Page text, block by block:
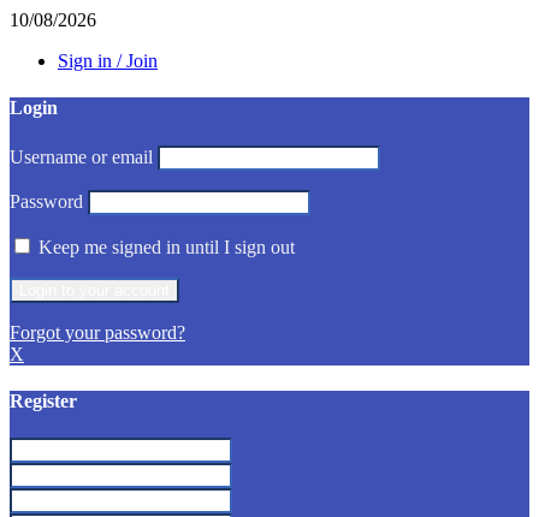
10/08/2026
Sign in / Join
Login
Username or email
Password
Keep me signed in until I sign out
Forgot your password?
X
Register